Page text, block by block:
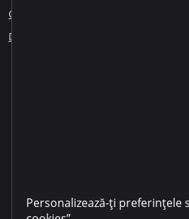
Personalizează-ți preferințele
Creditare responsabilă
Dezvăluirea informației